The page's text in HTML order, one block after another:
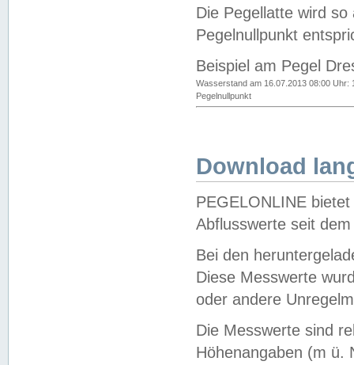
Die Pegellatte wird
Pegelnullpunkt
Beispiel am Pegel
Wasserstand am 16.07.2013 08:00 Uhr:
Pegelnullpunkt
Download
PEGELONLINE
Abflusswerte seit
Bei den
Diese Messwerte
oder andere
Die Messwerte sind
Höhenangaben (m ü.